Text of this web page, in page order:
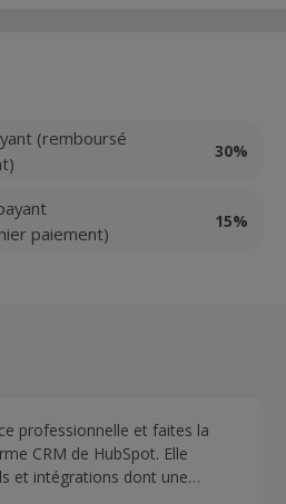
(remboursé
30%
paiement)
15%
professionnelle et faites la
CRM de HubSpot. Elle
et intégrations dont une